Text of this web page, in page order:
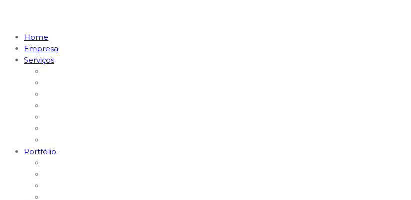
Home
Empresa
Serviços
Portfólio